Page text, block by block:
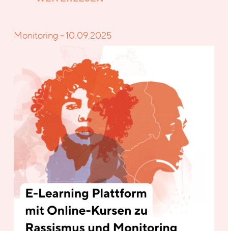
Monitoring – 10.09.2025